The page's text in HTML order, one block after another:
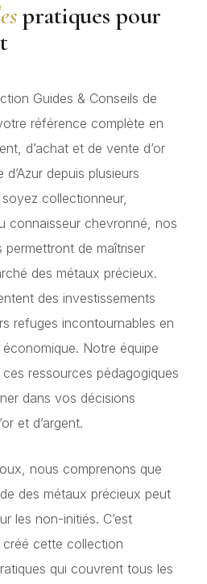
pratiques pour
Guides & Conseils de
référence complète en
d’achat et de vente d’or
depuis plusieurs
collectionneur,
connaisseur chevronné, nos
de maîtriser
des métaux précieux.
des investissements
refuges incontournables en
économique. Notre équipe
ressources pédagogiques
dans vos décisions
et d’argent.
nous comprenons que
des métaux précieux peut
les non-initiés. C’est
cette collection
qui couvrent tous les